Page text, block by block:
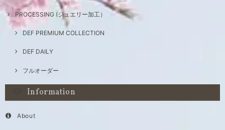
PROCESSING (ジュエリー加工）
DEF PREMIUM COLLECTION
DEF DAILY
フルオーダー
Information
About